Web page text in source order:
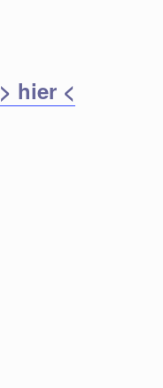
> hier <